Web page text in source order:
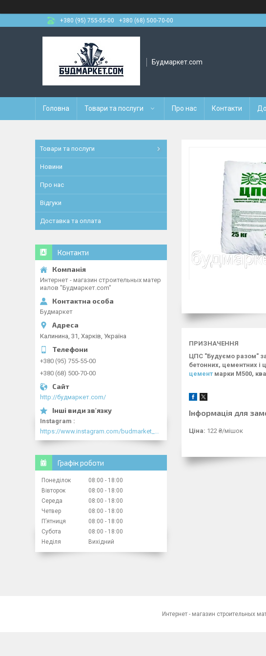
+380 (95) 755-55-00
+380 (68) 500-70-00
Будмаркет.com
Головна Товари та послуги Про нас Контакти
ПРИЗНАЧЕННЯ
ЦПС "Будуємо разом"
бетонних, цементних і
цемент марки М500,
Інформація для
Ціна: 122 ₴/мішок
Товари та послуги
Новини
Про нас
Відгуки
Доставка та оплата
Контакти
Интернет - магазин строительных матер
иалов "Будмаркет.com"
Будмаркет
Калинина, 31, Харків, Україна
+380 (95) 755-55-00
+380 (68) 500-70-00
http://будмаркет.com/
Instagram
Графік роботи
Понеділок 08:00
18:00
Вівторок
08:00
18:00
Середа
08:00
18:00
Четвер
08:00
18:00
Пʼятниця
08:00
18:00
Субота
08:00
18:00
Неділя
Вихідний